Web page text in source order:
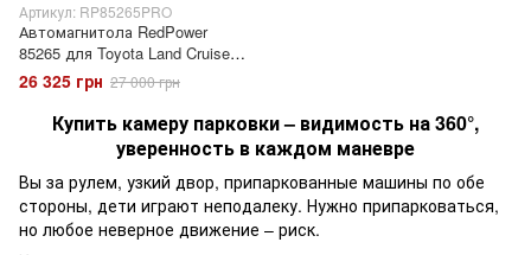
Артикул: RP85265PRO
Автомагнитола RedPower
85265 для Toyota Land Cruiser
Prado 150 (09.2013-11.2017)
26 325 грн 27 000 грн
Купить камеру парковки – видимость на 360°,
уверенность в каждом маневре
Вы за рулем, узкий двор, припаркованные машины по обе
стороны, дети играют неподалеку. Нужно припарковаться,
но любое неверное движение – риск.